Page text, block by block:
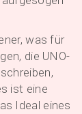
was für
die UNO-
ist eine
Ideal eines